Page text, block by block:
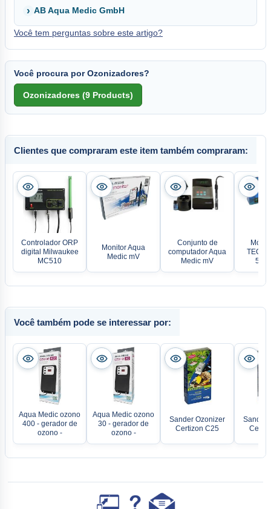
AB Aqua Medic GmbH
Você tem perguntas sobre este artigo?
Você procura por Ozonizadores?
Clientes que compraram este item também compraram:
Controlador ORP
digital Milwaukee
MC510
Monitor Aqua
Medic mV
Conjunto de
computador Aqua
Medic mV
Você também pode se interessar por:
Aqua Medic ozono
400 - gerador de
ozono -
Aqua Medic ozono
30 - gerador de
ozono -
Sander Ozonizer
Certizon C25
Sander